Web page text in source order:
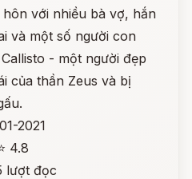
với nhiều bà vợ, hắn
và một số người con
- một người đẹp
của thần Zeus và bị
2021
4.8
lượt đọc